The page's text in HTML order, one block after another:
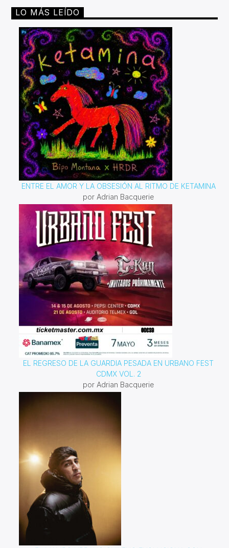
LO MÁS LEÍDO
ENTRE EL AMOR Y LA OBSESIÓN AL RITMO DE KETAMINA
por Adrian Bacquerie
EL REGRESO DE LA GUARDIA PESADA EN URBANO FEST
CDMX VOL. 2
por Adrian Bacquerie